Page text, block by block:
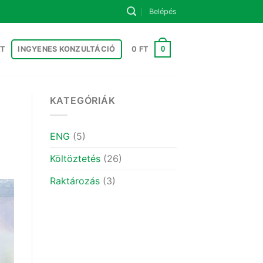
Belépés
INGYENES KONZULTÁCIÓ 0 FT 0
KATEGÓRIÁK
ENG (5)
Költöztetés(26)
Raktározás(3)